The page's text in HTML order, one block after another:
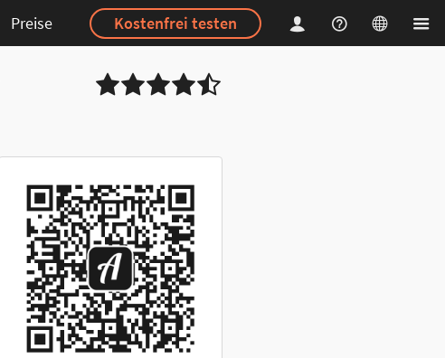
Preise Kostenfrei testen